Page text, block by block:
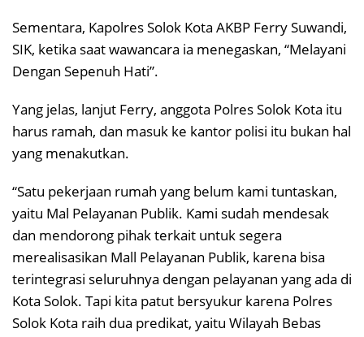
Sementara, Kapolres Solok Kota AKBP Ferry Suwandi,
SIK, ketika saat wawancara ia menegaskan, “Melayani
Dengan Sepenuh Hati”.
Yang jelas, lanjut Ferry, anggota Polres Solok Kota itu
harus ramah, dan masuk ke kantor polisi itu bukan hal
yang menakutkan.
“Satu pekerjaan rumah yang belum kami tuntaskan,
yaitu Mal Pelayanan Publik. Kami sudah mendesak
dan mendorong pihak terkait untuk segera
merealisasikan Mall Pelayanan Publik, karena bisa
terintegrasi seluruhnya dengan pelayanan yang ada di
Kota Solok. Tapi kita patut bersyukur karena Polres
Solok Kota raih dua predikat, yaitu Wilayah Bebas